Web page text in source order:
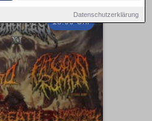
Datenschutzerklärung
18:00 Uhr